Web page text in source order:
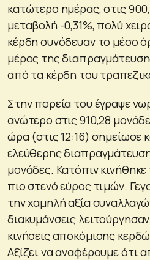
κατώτερο ημέρας, στις
μεταβολή -0,31%, πολύ
κέρδη συνόδευαν το μέσο
μέρος της
από τα κέρδη του
Στην πορεία του έγραψε
ανώτερο στις 910,28
ώρα (στις 12:16) σημείωσε
ελεύθερης
μονάδες. Κατόπιν
πιο στενό εύρος τιμών.
την χαμηλή αξία
διακυμάνσεις
κινήσεις αποκόμισης
Αξίζει να αναφέρουμε ότι